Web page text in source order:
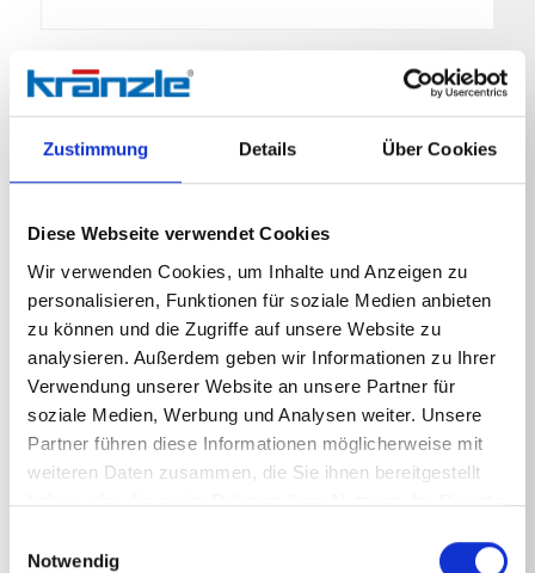
Zustimmung Details Über Cookies
Diese Webseite verwendet Cookies
Wir verwenden Cookies, um Inhalte und Anzeigen zu
personalisieren, Funktionen für soziale Medien anbieten
zu können und die Zugriffe auf unsere Website zu
analysieren. Außerdem geben wir Informationen zu Ihrer
Verwendung unserer Website an unsere Partner für
soziale Medien, Werbung und Analysen weiter. Unsere
Partner führen diese Informationen möglicherweise mit
weiteren Daten zusammen, die Sie ihnen bereitgestellt
haben oder die sie im Rahmen Ihrer Nutzung der Dienste
Notwendig
Verlängerungsrohr
Verlängerungsrohr 2x 500mm 34,9 Edelstahl Kränzle
Ventos 32
Technische Angaben